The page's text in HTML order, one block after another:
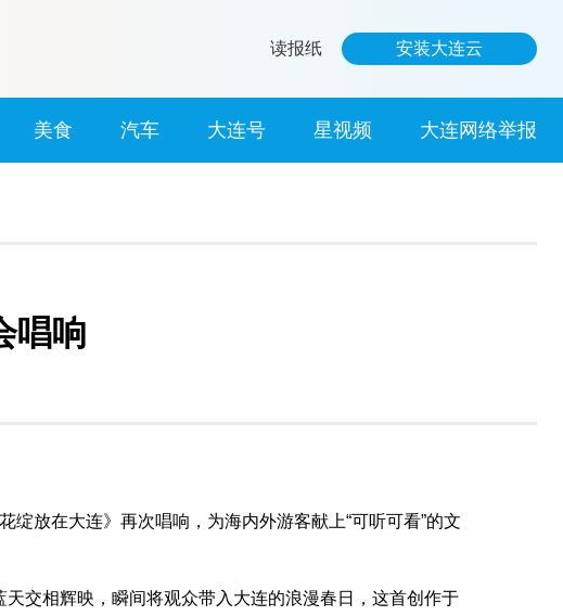
读报纸 安装大连云
美食 汽车 大连号 星视频 大连网络举报
唱响
放在大连》再次唱响，为海内外游客献上“可听可看”的文
交相辉映，瞬间将观众带入大连的浪漫春日，这首创作于